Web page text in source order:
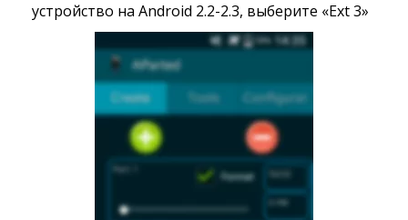
устройство на Android 2.2-2.3, выберите «Ext 3»